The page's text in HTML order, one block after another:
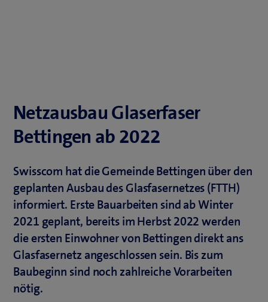
Netzausbau Glaserfaser
Bettingen ab 2022
Swisscom hat die Gemeinde Bettingen über den
geplanten Ausbau des Glasfasernetzes (FTTH)
informiert. Erste Bauarbeiten sind ab Winter
2021 geplant, bereits im Herbst 2022 werden
die ersten Einwohner von Bettingen direkt ans
Glasfasernetz angeschlossen sein. Bis zum
Baubeginn sind noch zahlreiche Vorarbeiten
nötig.